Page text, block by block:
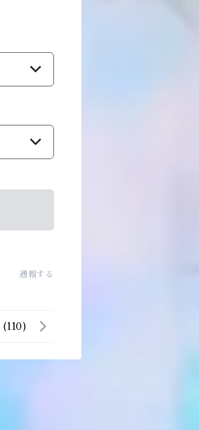
通報する
(110)